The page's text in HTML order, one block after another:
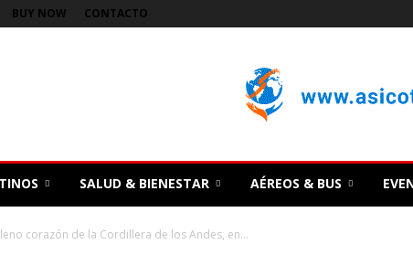
BUY NOW CONTACTO
SALUD & BIENESTAR AÉREOS & BUS
corazón de la Cordillera de los Andes, en...